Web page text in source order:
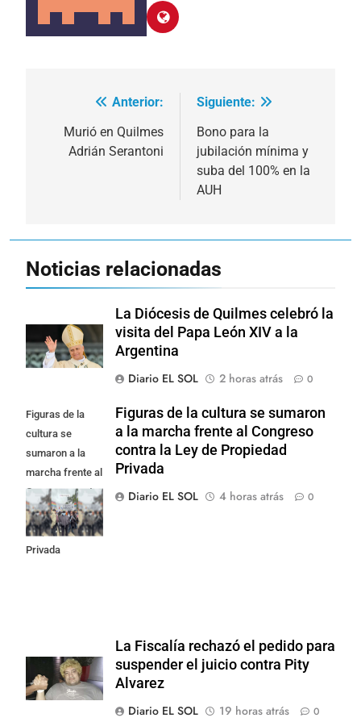
Navegación
Anterior:
Murió en Quilmes
Adrián Serantoni
Siguiente:
Bono para la
jubilación mínima y
suba del 100% en la
AUH
Noticias relacionadas
La Diócesis de Quilmes celebró la
visita del Papa León XIV a la
Argentina
Diario EL SOL
2 horas atrás 0
Figuras de la
cultura se
sumaron a la
marcha frente al
Congreso contra
la Ley de
Propiedad
Privada
Figuras de la cultura se sumaron
a la marcha frente al Congreso
contra la Ley de Propiedad
Privada
Diario EL SOL
4 horas atrás 0
La Fiscalía rechazó el pedido para
suspender el juicio contra Pity
Alvarez
Diario EL SOL
19 horas atrás 0